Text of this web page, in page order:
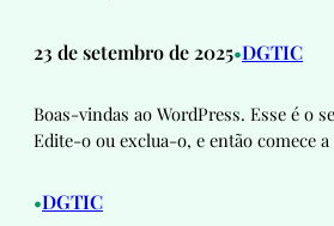
23 de setembro de 2025•DGTIC
Boas-vindas ao WordPress. Esse é o
Edite-o ou exclua-o, e então comece a
•DGTIC